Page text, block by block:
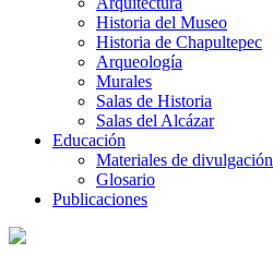
Historia del Museo
Historia de Chapultepec
Arqueología
Murales
Salas de Historia
Salas del Alcázar
Educación
Materiales de divulgación
Glosario
Publicaciones